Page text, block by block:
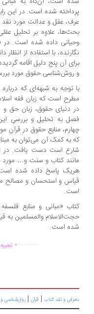
شده است. در این رابطه،
عقل و عدالت مورد نقد و
علاوه بر تحلیل عقلی،
داده شده است. در فصل
با استفاده از انظار
آن پنج دلیل اقامه گردیده است،
حقوق مورد بررسی
توجه به شبهه‌ای که درباره فقه
است که زبان فقه اسلامی
دنیای حقوق، زبان حق و
به تحلیل و بررسیِ این
منابع حقوق در قرآن مورد
به کمک آن می‌توان به مبنای
است دست یافت. در این
کتاب و سنت و… مورد بررسی
پاسخ داده شده است و در
و استحسان و مصالح مرسله
«مبانی و منابع فلسفه
است.
تجربه‌ی ...............
و نقد کتاب|قرآن|روان‌شناسی و حقوق|